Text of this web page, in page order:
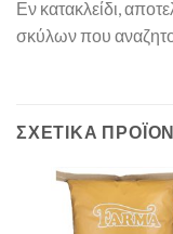
Εν κατακλείδι,
σκύλων που
ΣΧΕΤΙΚΆ